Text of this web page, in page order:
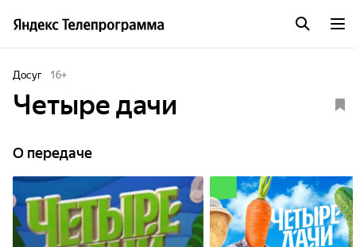
Досуг 16+
Четыре дачи
О передаче